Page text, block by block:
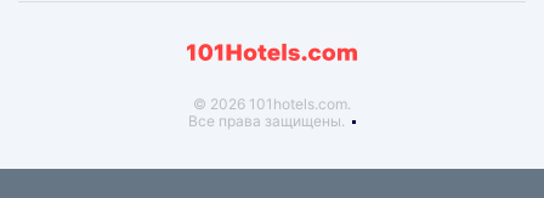
© 2026 101hotels.com.
Все права защищены.